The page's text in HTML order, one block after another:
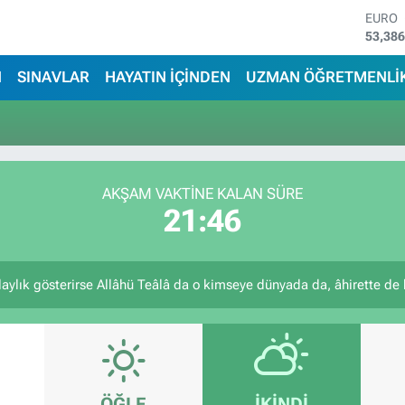
EURO
SINAVLAR HAYATIN İÇİNDEN UZMAN
AKŞAM VAKTİNE KALAN SÜRE
21:46
gösterirse Allâhü Teâlâ da o kimseye dünyada da, âhirette